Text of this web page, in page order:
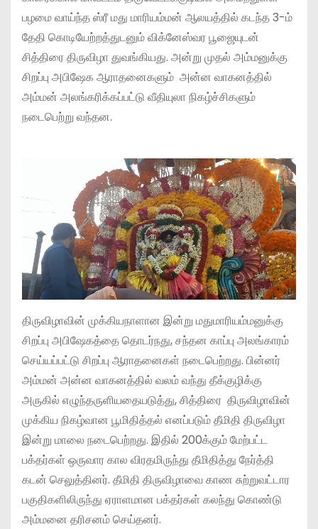
பழமை வாய்ந்த ஸ்ரீ மது மாரியம்மன் ஆலயத்தில் கடந்த 3-ம்
தேதி கொடியேற்றத்துடனும் விக்னேஸ்வர பூஜையுடன்
சித்திரை திருவிழா துவங்கியது. அன்று முதல் அம்மனுக்கு
சிறப்பு அபிஷேக ஆராதனைகளும் அன்ன வாகனத்தில்
அம்மன் அலங்கரிக்கப்பட்டு வீதியுலா நிகழ்ச்சிகளும்
நடைபெற்று வந்தன.
திருவிழாவின் முக்கியநாளான இன்று மதுமாரியம்மனுக்கு
சிறப்பு அபிஷேகத்தை தொடர்நது, சந்தன காப்பு அலங்காரம்
செய்யப்பட்டு சிறப்பு ஆராதனைகள் நடைபெற்றது. பின்னர்
அம்மன் அன்ன வாகனத்தில் வலம் வந்து தீக்குழிக்கு
அருகில் எழுந்தருளியதையடுத்து, சித்திரை திருவிழாவின்
முக்கிய நிகழ்வான பூமிதித்தல் எனப்படும் தீமிதி திருவிழா
இன்று மாலை நடைபெற்றது. இதில் 200க்கும் மேற்பட்ட
பக்தர்கள் ஒருவார கால விரதமிருந்து தீமிதித்து நேர்த்தி
கடன் செலுத்தினர். தீமிதி திருவிழாவை காண சுற்றுவட்டார
பகுதிகளிலிருந்து ஏராளமான பக்தர்கள் கலந்து கொண்டு
அம்மனை தரிசனம் செய்தனர்.